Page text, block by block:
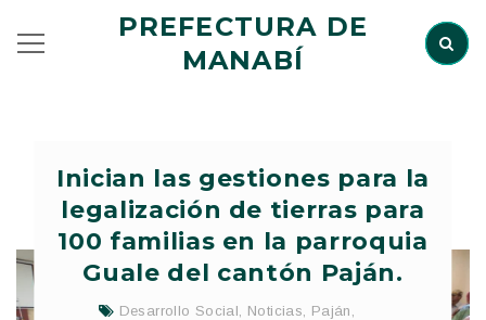
PREFECTURA DE
MANABÍ
Inician las gestiones para la
legalización de tierras para
100 familias en la parroquia
Guale del cantón Paján.
Desarrollo Social, Noticias, Paján ,